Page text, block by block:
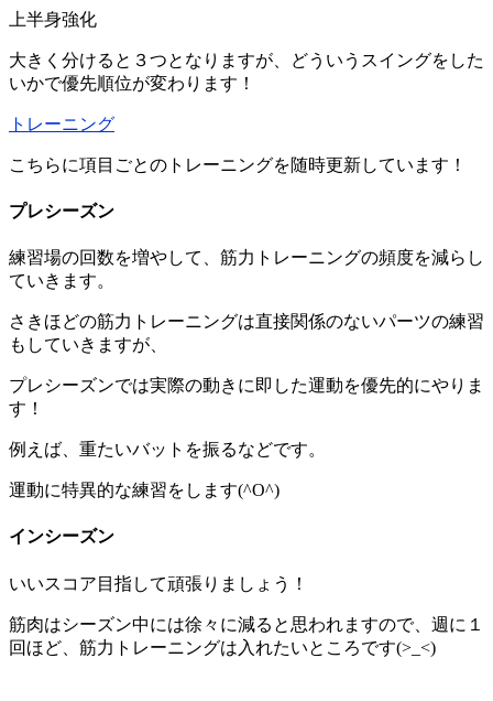
上半身強化
大きく分けると３つとなりますが、どういうスイングをした
いかで優先順位が変わります！
トレーニング
こちらに項目ごとのトレーニングを随時更新しています！
プレシーズン
練習場の回数を増やして、筋力トレーニングの頻度を減らし
ていきます。
さきほどの筋力トレーニングは直接関係のないパーツの練習
もしていきますが、
プレシーズンでは実際の動きに即した運動を優先的にやりま
す！
例えば、重たいバットを振るなどです。
運動に特異的な練習をします(^O^)
インシーズン
いいスコア目指して頑張りましょう！
筋肉はシーズン中には徐々に減ると思われますので、週に１
回ほど、筋力トレーニングは入れたいところです(>_<)